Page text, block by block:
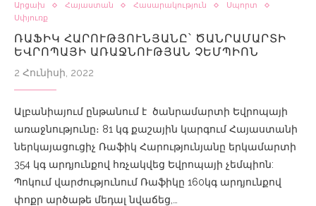
Արցախ Հայաստան Հասարակություն
Սպորտ
Սփյուռք
ՌԱՖԻԿ ՀԱՐՈՒԹՅՈՒՆՅԱՆԸ՝ ԾԱՆՐԱՄԱՐՏԻ
ԵՎՐՈՊԱՅԻ ԱՌԱՋՆՈՒԹՅԱՆ ՉԵՄՊԻՈՆ
2 Հունիսի, 2022
Ալբանիայում ընթանում է ծանրամարտի Եվրոպայի
առաջնությունը։ 81 կգ քաշային կարգում Հայաստանի
ներկայացուցիչ Ռաֆիկ Հարությունյանը երկամարտի
354 կգ արդյունքով հռչակվեց Եվրոպայի չեմպիոն:
Պոկում վարժությունում Ռաֆիկը 160կգ արդյունքով
փոքր արծաթե մեդալ նվաճեց,…